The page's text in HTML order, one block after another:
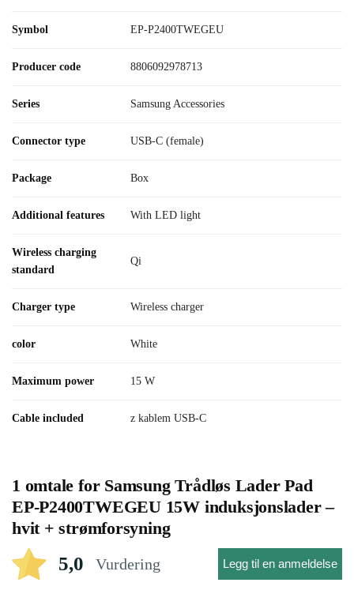
Symbol EP-P2400TWEGEU
Producer code 8806092978713
Series Samsung Accessories
Connector type USB-C (female)
Package Box
Additional features With LED light
Wireless charging
standard
Qi
Charger type Wireless charger
color White
Maximum power 15 W
Cable included z kablem USB-C
1 omtale for Samsung Trådløs Lader Pad
EP-P2400TWEGEU 15W induksjonslader –
hvit + strømforsyning
5,0 Vurdering Legg til en anmeldelse